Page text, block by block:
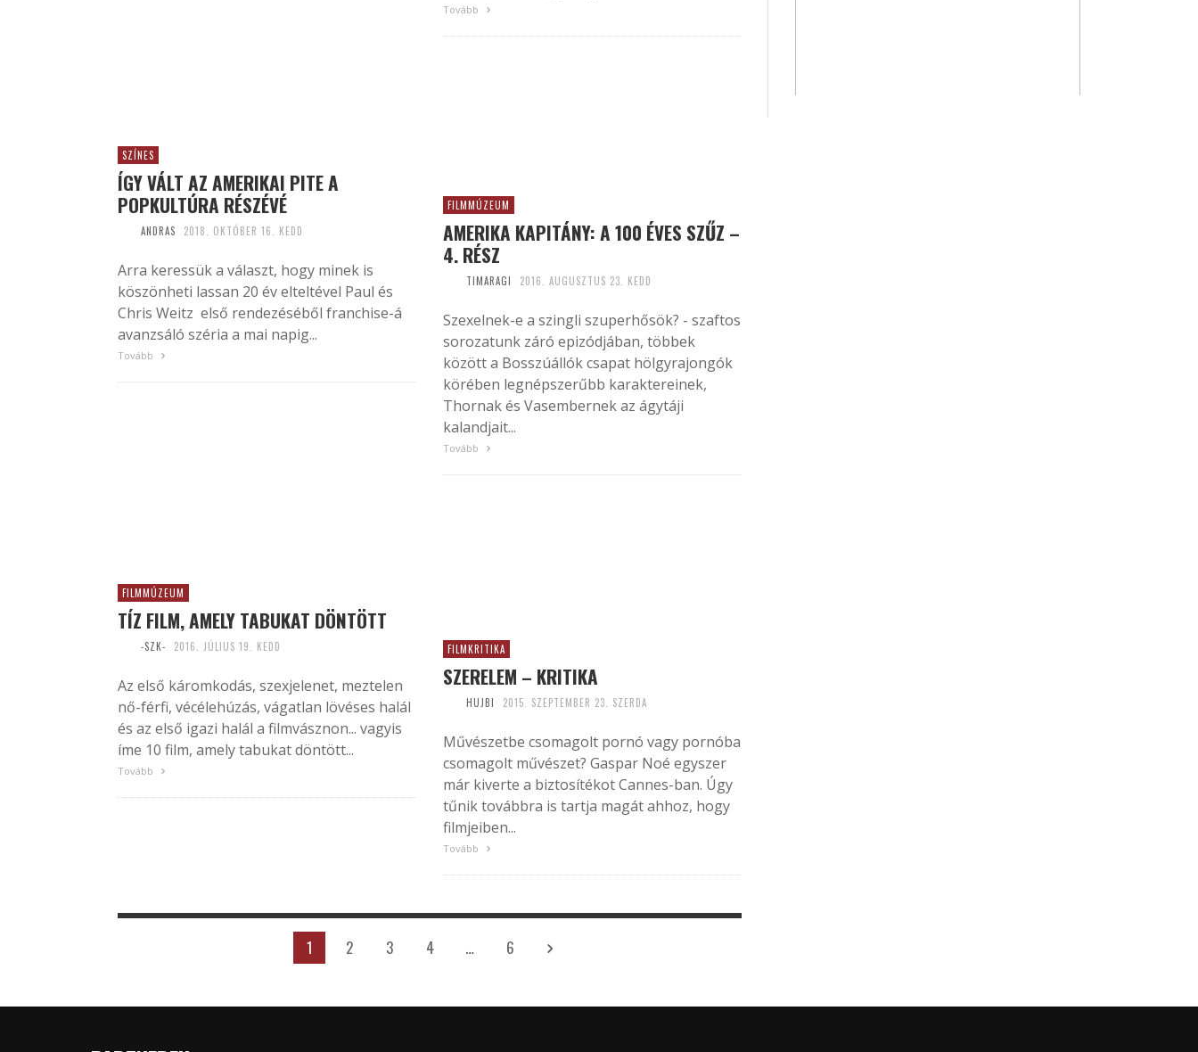
Tovább
SZÍNES
ÍGY VÁLT AZ AMERIKAI PITE A
POPKULTÚRA RÉSZÉVÉ
ANDRAS 2018. OKTÓBER 16. KEDD
Arra keressük a választ, hogy minek is
köszönheti lassan 20 év elteltével Paul és
Chris Weitz első rendezéséből franchise-á
avanzsáló széria a mai napig...
Tovább
FILMMÚZEUM
AMERIKA KAPITÁNY: A 100 ÉVES SZŰZ –
4. RÉSZ
TIMARAGI 2016. AUGUSZTUS 23. KEDD
Szexelnek-e a szingli szuperhősök? - szaftos
sorozatunk záró epizódjában, többek
között a Bosszúállók csapat hölgyrajongók
körében legnépszerűbb karaktereinek,
Thornak és Vasembernek az ágytáji
kalandjait...
Tovább
FILMMÚZEUM
TÍZ FILM, AMELY TABUKAT DÖNTÖTT
-SZK- 2016. JÚLIUS 19. KEDD
Az első káromkodás, szexjelenet, meztelen
nő-férfi, vécélehúzás, vágatlan lövéses halál
és az első igazi halál a filmvásznon... vagyis
íme 10 film, amely tabukat döntött...
Tovább
FILMKRITIKA
SZERELEM – KRITIKA
HUJBI 2015. SZEPTEMBER 23. SZERDA
Művészetbe csomagolt pornó vagy pornóba
csomagolt művészet? Gaspar Noé egyszer
már kiverte a biztosítékot Cannes-ban. Úgy
tűnik továbbra is tartja magát ahhoz, hogy
filmjeiben...
Tovább
1 2 3 4 … 6